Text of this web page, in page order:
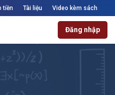
tiền Tài liệu Video kèm sách
Đăng nhập